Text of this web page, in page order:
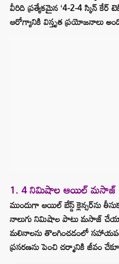
వీరిది ప్రత్యేకమైన ‘4-2-4 స్కిన్ కేర్
ఆరోగ్యానికి విస్తృత ప్రయోజనాలు
1. 4 నిమిషాల ఆయిల్ మసాజ్
ముందుగా ఆయిల్ బేస్డ్ క్లెన్సర్‌ను
నాలుగు నిమిషాల పాటు మసాజ్
మలినాలను తొలగించడంలో
ప్రసరణను పెంచి చర్మానికి జీవం